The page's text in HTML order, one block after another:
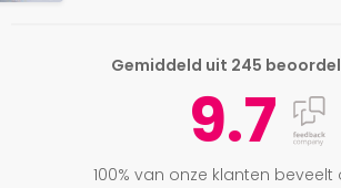
Gemiddeld uit 245
9.7
100% van onze klanten